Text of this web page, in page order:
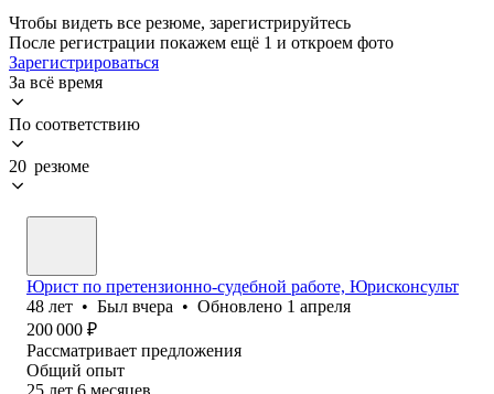
Чтобы видеть все резюме, зарегистрируйтесь
После регистрации покажем ещё 1 и откроем фото
Зарегистрироваться
За всё время
По соответствию
20 резюме
Юрист по претензионно-судебной работе, Юрисконсульт
48 лет • Был вчера • Обновлено 1 апреля
200 000 ₽
Рассматривает предложения
Общий опыт
25 лет 6 месяцев